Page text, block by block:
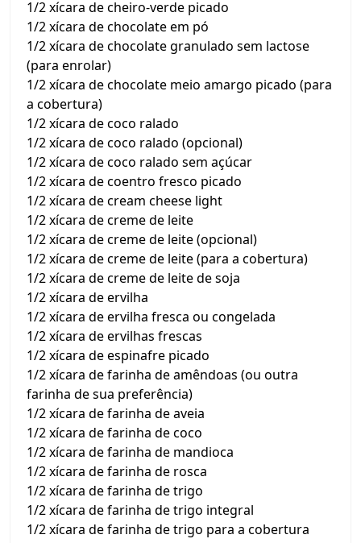
1/2 xícara de cheiro-verde picado
1/2 xícara de chocolate em pó
1/2 xícara de chocolate granulado sem lactose
(para enrolar)
1/2 xícara de chocolate meio amargo picado (para
a cobertura)
1/2 xícara de coco ralado
1/2 xícara de coco ralado (opcional)
1/2 xícara de coco ralado sem açúcar
1/2 xícara de coentro fresco picado
1/2 xícara de cream cheese light
1/2 xícara de creme de leite
1/2 xícara de creme de leite (opcional)
1/2 xícara de creme de leite (para a cobertura)
1/2 xícara de creme de leite de soja
1/2 xícara de ervilha
1/2 xícara de ervilha fresca ou congelada
1/2 xícara de ervilhas frescas
1/2 xícara de espinafre picado
1/2 xícara de farinha de amêndoas (ou outra
farinha de sua preferência)
1/2 xícara de farinha de aveia
1/2 xícara de farinha de coco
1/2 xícara de farinha de mandioca
1/2 xícara de farinha de rosca
1/2 xícara de farinha de trigo
1/2 xícara de farinha de trigo integral
1/2 xícara de farinha de trigo para a cobertura